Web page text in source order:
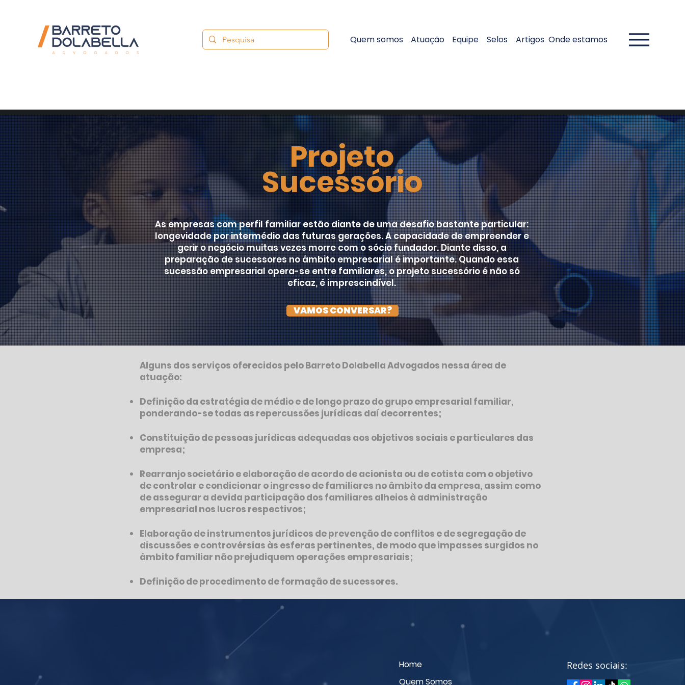
Quem somos Atuação Equipe Selos Artigos Onde estamos
Projeto
Sucessório
As empresas com perfil familiar estão diante de uma desafio bastante particular:
longevidade por intermédio das futuras gerações. A capacidade de empreender e
gerir o negócio muitas vezes morre com o sócio fundador. Diante disso, a
preparação de sucessores no âmbito empresarial é importante. Quando essa
sucessão empresarial opera-se entre familiares, o projeto sucessório é não só
eficaz, é imprescindível.
VAMOS CONVERSAR?
Alguns dos serviços oferecidos pelo Barreto Dolabella Advogados nessa área de
atuação:
Definição da estratégia de médio e de longo prazo do grupo empresarial familiar,
ponderando-se todas as repercussões jurídicas daí decorrentes;
Constituição de pessoas jurídicas adequadas aos objetivos sociais e particulares das
empresa;
Rearranjo societário e elaboração de acordo de acionista ou de cotista com o objetivo
de controlar e condicionar o ingresso de familiares no âmbito da empresa, assim como
de assegurar a devida participação dos familiares alheios à administração
empresarial nos lucros respectivos;
Elaboração de instrumentos jurídicos de prevenção de conflitos e de segregação de
discussões e controvérsias às esferas pertinentes, de modo que impasses surgidos no
âmbito familiar não prejudiquem operações empresariais;
Definição de procedimento de formação de sucessores.
Home
Quem Somos
Redes sociais: